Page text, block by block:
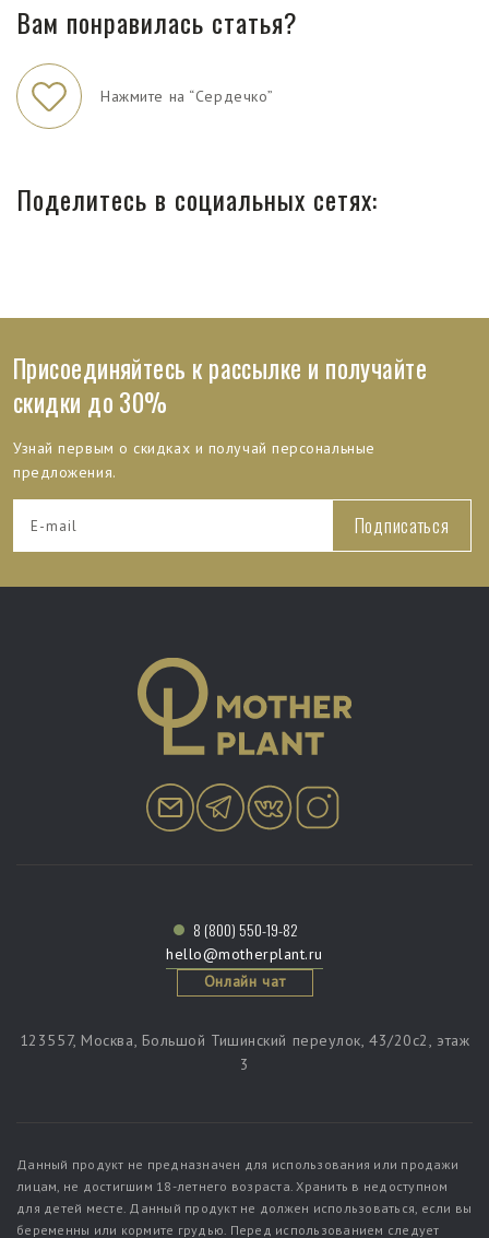
Вам понравилась статья?
Нажмите на “Сердечко”
Поделитесь в социальных сетях:
Присоединяйтесь к рассылке и получайте
скидки до 30%
Узнай первым о скидках и получай персональные
предложения.
Подписаться
8 (800) 550-19-82
hello@motherplant.ru
Онлайн чат
123557, Москва, Большой Тишинский переулок, 43/20c2, этаж
3
Данный продукт не предназначен для использования или продажи
лицам, не достигшим 18-летнего возраста. Хранить в недоступном
для детей месте. Данный продукт не должен использоваться, если вы
беременны или кормите грудью. Перед использованием следует